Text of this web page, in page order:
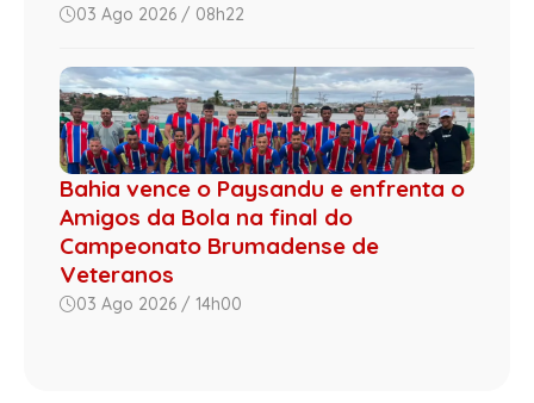
03 Ago 2026 / 08h22
Bahia vence o Paysandu e enfrenta o
Amigos da Bola na final do
Campeonato Brumadense de
Veteranos
03 Ago 2026 / 14h00